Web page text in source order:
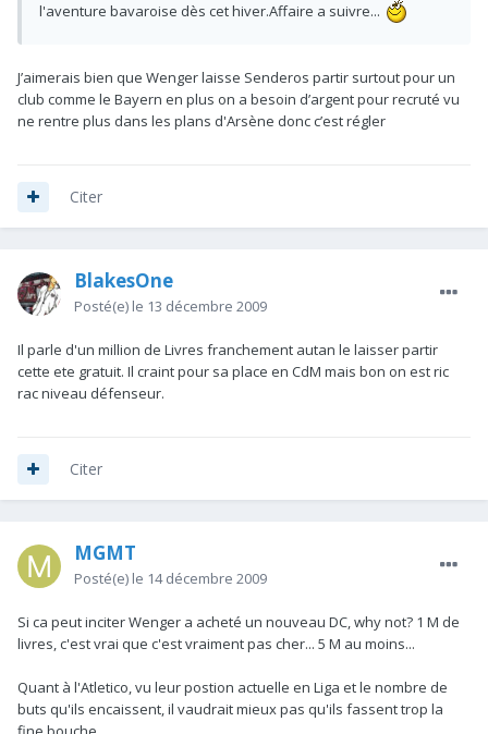
l'aventure bavaroise dès cet hiver.Affaire a suivre...
J’aimerais bien que Wenger laisse Senderos partir surtout pour un
club comme le Bayern en plus on a besoin d’argent pour recruté vu
ne rentre plus dans les plans d'Arsène donc c’est régler
Citer
BlakesOne
Posté(e) le 13 décembre 2009
Il parle d'un million de Livres franchement autan le laisser partir
cette ete gratuit. Il craint pour sa place en CdM mais bon on est ric
rac niveau défenseur.
Citer
MGMT
Posté(e) le 14 décembre 2009
Si ca peut inciter Wenger a acheté un nouveau DC, why not? 1 M de
livres, c'est vrai que c'est vraiment pas cher... 5 M au moins...
Quant à l'Atletico, vu leur postion actuelle en Liga et le nombre de
buts qu'ils encaissent, il vaudrait mieux pas qu'ils fassent trop la